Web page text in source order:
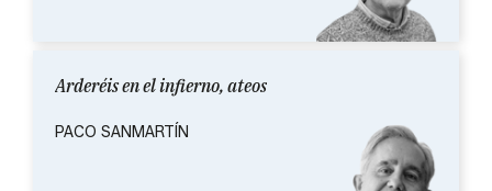
Arderéis en el infierno, ateos
PACO SANMARTÍN